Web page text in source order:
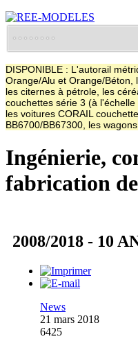
DISPONIBLE : L'autorail
Orange/Alu et Orange/Béton,
les citernes à pétrole, les
couchettes série 3 (à l'échelle
les voitures CORAIL
BB6700/BB67300, les
Ingénierie,
fabrication
2008/2018 - 10
News
21 mars 2018
6425